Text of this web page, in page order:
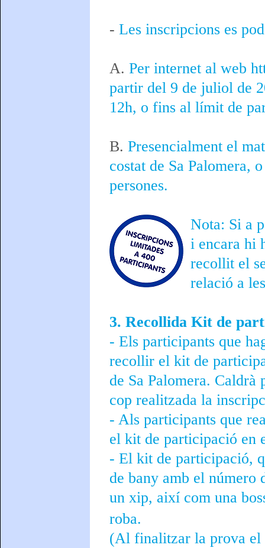
- Les inscripcions es
A. Per internet al web
partir del 9 de juliol de
12h, o fins al límit de
B. Presencialment el
costat de Sa Palomera,
persones.
Nota: Si a
i encara hi
recollit el
relació a
3. Recollida Kit de
- Els participants que
recollir el kit de
de Sa Palomera.
cop realitzada la
- Als participants que
el kit de participació en
- El kit de participació,
de bany amb el
un xip, així com una
roba.
(Al finalitzar la prova el